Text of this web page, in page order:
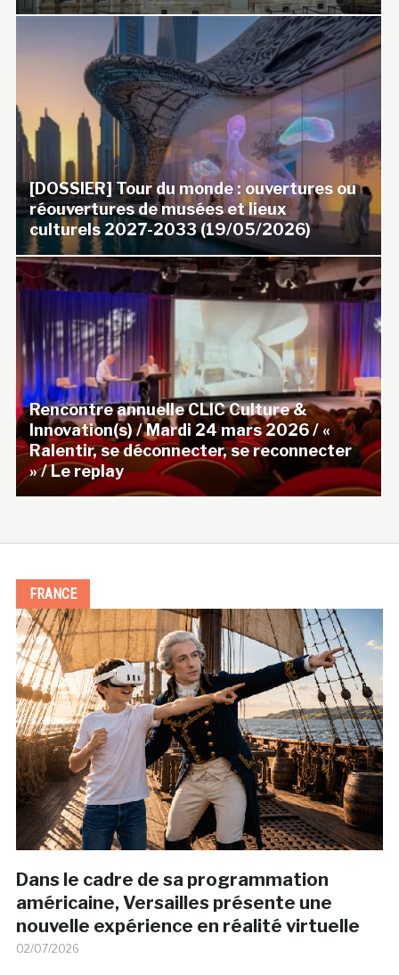
[DOSSIER] Tour du monde : ouvertures ou
réouvertures de musées et lieux
culturels 2027-2033 (19/05/2026)
Rencontre annuelle CLIC Culture &
Innovation(s) / Mardi 24 mars 2026 / «
Ralentir, se déconnecter, se reconnecter
» / Le replay
FRANCE
Dans le cadre de sa programmation
américaine, Versailles présente une
nouvelle expérience en réalité virtuelle
02/07/2026